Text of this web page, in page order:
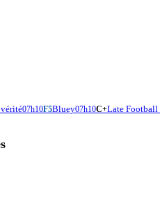
07h10F5Bluey07h10C+Late Football